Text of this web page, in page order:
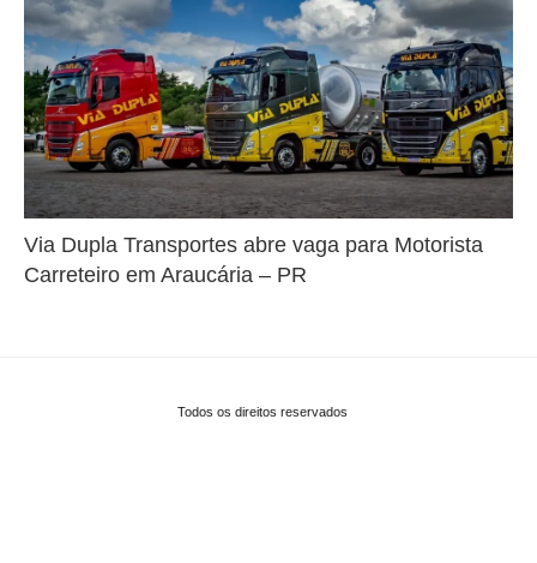
Via Dupla Transportes abre vaga para Motorista
Carreteiro em Araucária – PR
Todos os direitos reservados